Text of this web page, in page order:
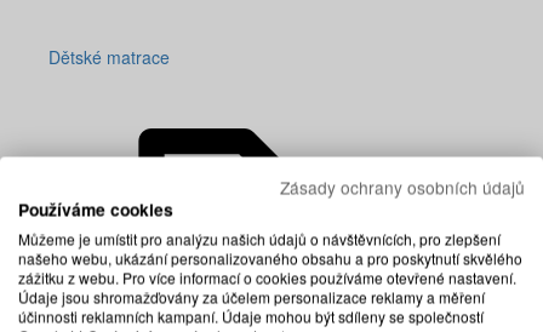
Dětské matrace
Zásady ochrany osobních údajů
Používáme cookies
Můžeme je umístit pro analýzu našich údajů o návštěvnících, pro zlepšení
našeho webu, ukázání personalizovaného obsahu a pro poskytnutí skvělého
zážitku z webu. Pro více informací o cookies používáme otevřené nastavení.
Údaje jsou shromažďovány za účelem personalizace reklamy a měření
účinnosti reklamních kampaní. Údaje mohou být sdíleny se společností